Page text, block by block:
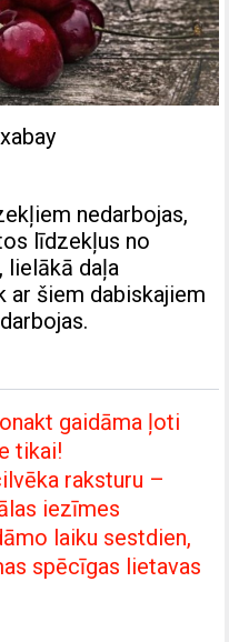
nedarbojas,
līdzekļus no
lielākā daļa
ar šiem dabiskajiem
gaidāma ļoti
tikai!
raksturu –
iezīmes
laiku sestdien,
spēcīgas lietavas